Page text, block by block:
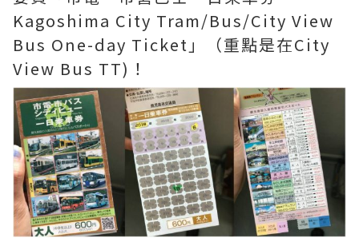
Kagoshima City Tram/Bus/City View
Bus One-day Ticket」（重點是在City
View Bus TT)！